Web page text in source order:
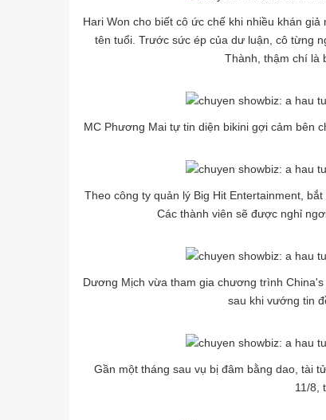
Hari Won cho biết cô ức chế khi nhiều khán
tên tuổi. Trước sức ép của dư luận, cô từng
Thành, thậm chí là
MC Phương Mai tự tin diện bikini gợi cảm bên
Theo công ty quản lý Big Hit Entertainment,
Các thành viên sẽ được nghỉ
Dương Mịch vừa tham gia chương trình
sau khi vướng tin
Gần một tháng sau vụ bị đâm bằng dao, tài
11/8,